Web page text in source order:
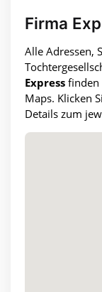
Firma
Alle Adressen,
Express finden
Maps. Klicken
Details zum